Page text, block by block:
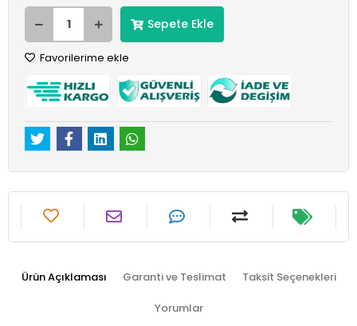
Sepete Ekle
Favorilerime ekle
Ürün Açıklaması Garanti ve Teslimat Taksit Seçenekleri
Yorumlar